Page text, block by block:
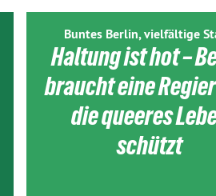
Buntes Berlin, vielfältige
Haltung ist hot –
braucht eine
die queeres
schützt